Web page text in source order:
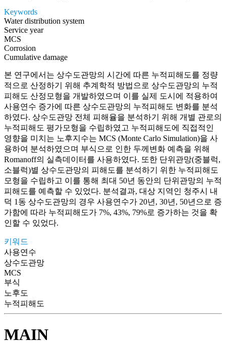
Keywords
Water distribution system
Service year
MCS
Corrosion
Cumulative damage
본 연구에서는 상수도관망의 시간에 따른 누적피해도를 정량
적으로 산정하기 위해 추계학적 방법으로 상수도관망의 누적
피해도 산정모형을 개발하였으며 이를 실제 도시에 적용하여
사용연수 증가에 따른 상수도관망의 누적피해도 변화를 분석
하였다. 상수도관망 전체 피해율을 분석하기 위해 개별 관로의
누적피해도 평가모형을 수립하였고 누적피해도에 직접적인
영향을 미치는 노후지수는 MCS (Monte Carlo Simulation)을 사
용하여 분석하였으며 부식으로 인한 두께변화 예측을 위해
Romanoff의 실측데이터를 사용하였다. 또한 단위관망(중블럭,
소블럭)별 상수도관망의 피해도를 분석하기 위한 누적피해도
모형을 수립하고 이를 통해 최대 50년 동안의 단위관망의 누적
피해도를 예측할 수 있었다. 분석결과, 대상 지역인 청주시 내
덕 1동 상수도관망의 경우 사용연수가 20년, 30년, 50년으로 증
가함에 따라 누적피해도가 7%, 43%, 79%로 증가하는 것을 확
인할 수 있었다.
키워드
사용연수
상수도관망
MCS
부식
노후도
누적피해도
MAIN